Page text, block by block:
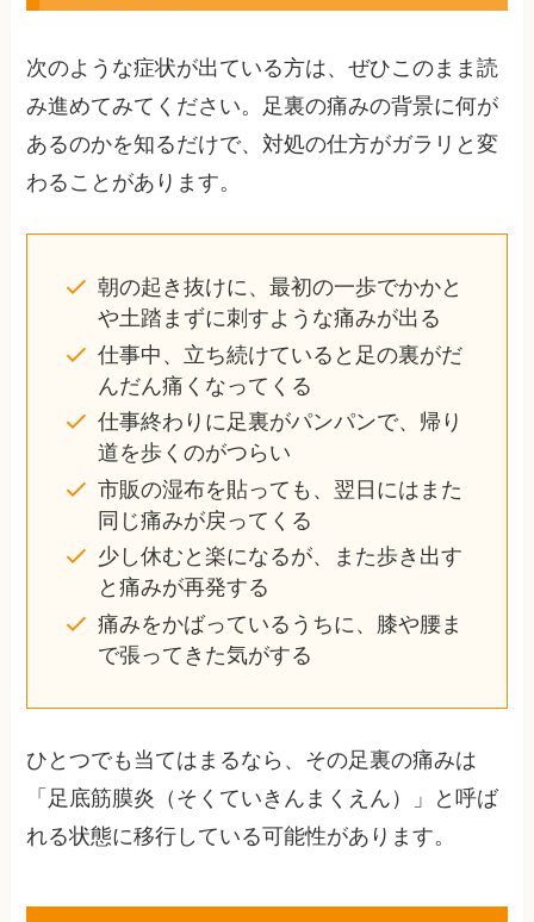
次のような症状が出ている方は、ぜひこのまま読
み進めてみてください。足裏の痛みの背景に何が
あるのかを知るだけで、対処の仕方がガラリと変
わることがあります。
朝の起き抜けに、最初の一歩でかかと
や土踏まずに刺すような痛みが出る
仕事中、立ち続けていると足の裏がだ
んだん痛くなってくる
仕事終わりに足裏がパンパンで、帰り
道を歩くのがつらい
市販の湿布を貼っても、翌日にはまた
同じ痛みが戻ってくる
少し休むと楽になるが、また歩き出す
と痛みが再発する
痛みをかばっているうちに、膝や腰ま
で張ってきた気がする
ひとつでも当てはまるなら、その足裏の痛みは
「足底筋膜炎（そくていきんまくえん）」と呼ば
れる状態に移行している可能性があります。